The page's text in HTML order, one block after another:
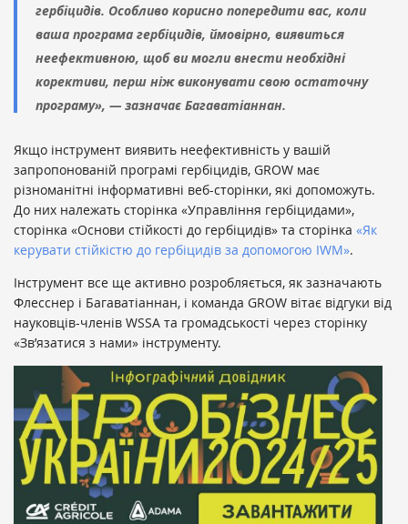
гербіцидів. Особливо корисно попередити вас, коли
ваша програма гербіцидів, ймовірно, виявиться
неефективною, щоб ви могли внести необхідні
корективи, перш ніж виконувати свою остаточну
програму», — зазначає Багаватіаннан.
Якщо інструмент виявить неефективність у вашій
запропонованій програмі гербіцидів, GROW має
різноманітні інформативні веб-сторінки, які допоможуть.
До них належать сторінка «Управління гербіцидами»,
сторінка «Основи стійкості до гербіцидів» та сторінка «Як
керувати стійкістю до гербіцидів за допомогою IWM».
Інструмент все ще активно розробляється, як зазначають
Флесснер і Багаватіаннан, і команда GROW вітає відгуки від
науковців-членів WSSA та громадськості через сторінку
«Зв’язатися з нами» інструменту.